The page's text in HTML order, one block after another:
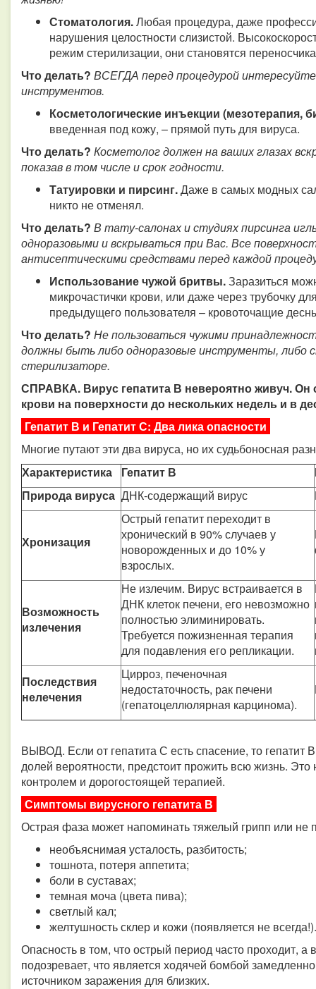
Стоматология.Любая процедура, даже
нарушения целостности слизистой.
режим стерилизации, они становятся
Что делать? ВСЕГДА перед процедурой
инструментов.
Косметологические инъекции (мезотерапия,
введенная под кожу, – прямой путь для вируса.
Что делать? Косметологдолжен на ваших глазах
показав в том числе и срок годности.
Татуировки и пирсинг.Даже в самых модных
никто не отменял.
Что делать? В тату-салонах и студиях пирсинга
одноразовыми и вскрываться при Вас. Все
антисептическими средствами перед каждой
Использование чужой бритвы.Заразиться
микрочастички крови, или даже через трубочку
предыдущего пользователя – кровоточащие
Что делать? Не пользоваться чужими
должны быть либо одноразовые инструменты, либо
стерилизаторе.
СПРАВКА. Вирус гепатита В невероятно живуч. Он
крови на поверхности до нескольких недель и в
Гепатит В и Гепатит С: Два лика опасности
Многие путают эти два вируса, но их судьбоносная
Характеристика
Гепатит В
Природа вируса ДНК-содержащий вирус
Хронизация
Острый гепатит переходит в
хронический в 90% случаев у
новорожденных и до 10% у
взрослых.
Возможность
излечения
Не излечим. Вирус встраивается в
ДНК клеток печени, его невозможно
полностью элиминировать.
Требуется пожизненная терапия
для подавления его репликации.
Последствия
нелечения
Цирроз, печеночная
недостаточность, рак печени
(гепатоцеллюлярная карцинома).
ВЫВОД. Если от гепатита С есть спасение, то гепатит
долей вероятности, предстоит прожить всю жизнь.
контролем и дорогостоящей терапией.
Симптомы вирусного гепатита В
Острая фаза может напоминать тяжелый грипп или не
необъяснимая усталость, разбитость;
тошнота, потеря аппетита;
боли в суставах;
темная моча (цвета пива);
светлый кал;
желтушность склер и кожи (появляется не всегда!).
Опасность в том, что острый период часто проходит, а
подозревает, что является ходячей бомбой
источником заражения для близких.